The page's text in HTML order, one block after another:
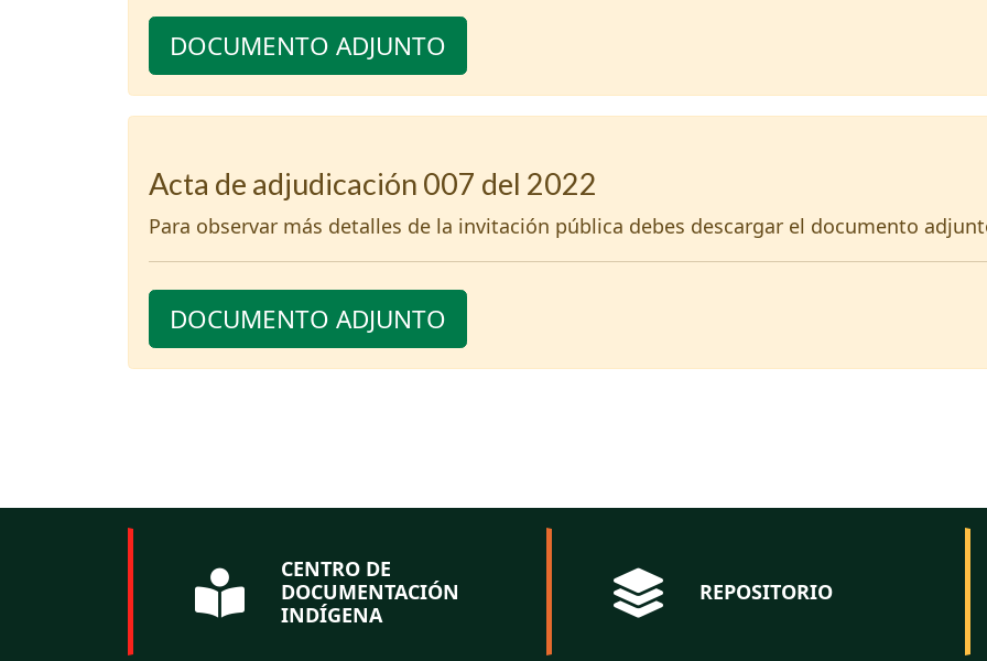
DOCUMENTO ADJUNTO
Acta de adjudicación 007 del 2022
Para observar más detalles de la invitación pública debes descargar el documento
DOCUMENTO ADJUNTO
CENTRO DE
DOCUMENTACIÓN
INDÍGENA
REPOSITORIO